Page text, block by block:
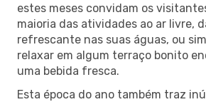
estes meses convidam os
maioria das atividades ao ar livre,
refrescante nas suas águas, ou
relaxar em algum terraço bonito
uma bebida fresca.
Esta época do ano também traz